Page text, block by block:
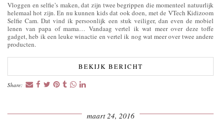
Vloggen en selfie’s maken, dat zijn twee begrippen die momenteel natuurlijk
helemaal hot zijn. En nu kunnen kids dat ook doen, met de VTech Kidizoom
Selfie Cam. Dat vind ik persoonlijk een stuk veiliger, dan even de mobiel
lenen van papa of mama… Vandaag vertel ik wat meer over deze toffe
gadget, heb ik een leuke winactie en vertel ik nog wat meer over twee andere
producten.
BEKIJK BERICHT
Share:
maart 24, 2016